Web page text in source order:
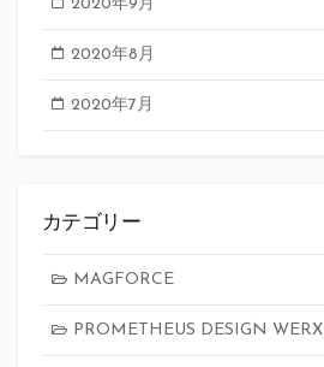
2020年9月
2020年8月
2020年7月
カテゴリー
MAGFORCE
PROMETHEUS DESIGN WERX